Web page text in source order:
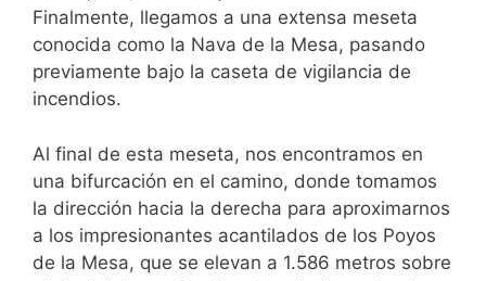
Finalmente, llegamos a una extensa meseta
conocida como la Nava de la Mesa, pasando
previamente bajo la caseta de vigilancia de
incendios.
Al final de esta meseta, nos encontramos en
una bifurcación en el camino, donde tomamos
la dirección hacia la derecha para aproximarnos
a los impresionantes acantilados de los Poyos
de la Mesa, que se elevan a 1.586 metros sobre